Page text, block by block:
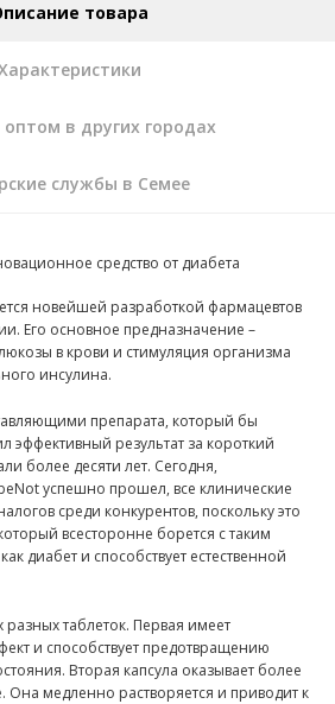
товара
в других городах
службы в Семее
средство от диабета
новейшей разработкой фармацевтов
Его основное предназначение –
в крови и стимуляция организма
инсулина.
препарата, который бы
эффективный результат за короткий
более десяти лет. Сегодня,
успешно прошел, все клинические
среди конкурентов, поскольку это
всесторонне борется с таким
диабет и способствует естественной
разных таблеток. Первая имеет
и способствует предотвращению
Вторая капсула оказывает более
Она медленно растворяется и приводит к